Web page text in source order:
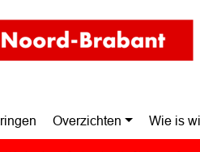
Overzichten Wie is